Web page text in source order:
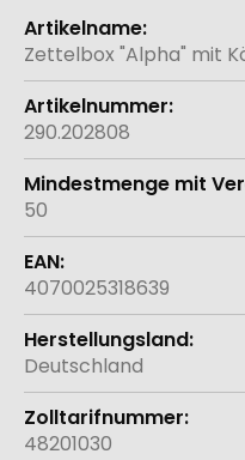
Weitere
Informationen
Zettelbox "Alpha" mit
290.202808
50
4070025318639
Deutschland
48201030